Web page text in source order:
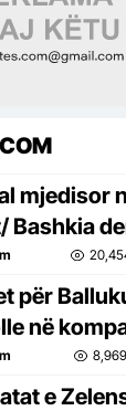
mjedisor
Bashkia
zonën
për
në
8,969
e